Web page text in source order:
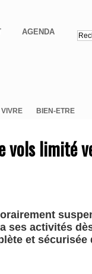
AGENDA
BIEN-ETRE
vols limité
ses activités
et sécurisée